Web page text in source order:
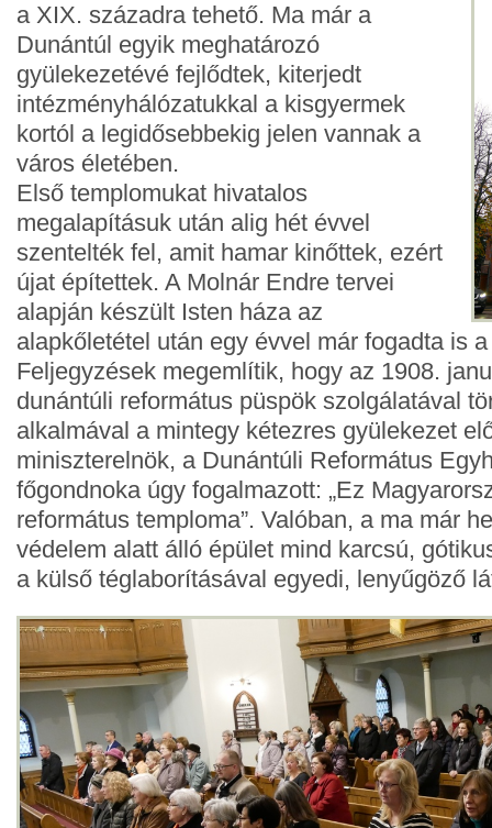
a XIX. századra tehető. Ma már a
Dunántúl egyik meghatározó
gyülekezetévé fejlődtek, kiterjedt
intézményhálózatukkal a kisgyermek
kortól a legidősebbekig jelen vannak a
város életében.
Első templomukat hivatalos
megalapításuk után alig hét évvel
szentelték fel, amit hamar kinőttek, ezért
újat építettek. A Molnár Endre tervei
alapján készült Isten háza az
alapkőletétel után egy évvel már fogadta is
Feljegyzések megemlítik, hogy az 1908.
dunántúli református püspök szolgálatával
alkalmával a mintegy kétezres gyülekezet
miniszterelnök, a Dunántúli Református
főgondnoka úgy fogalmazott: „Ez
református temploma”. Valóban, a ma már
védelem alatt álló épület mind karcsú,
a külső téglaborításával egyedi, lenyűgöző